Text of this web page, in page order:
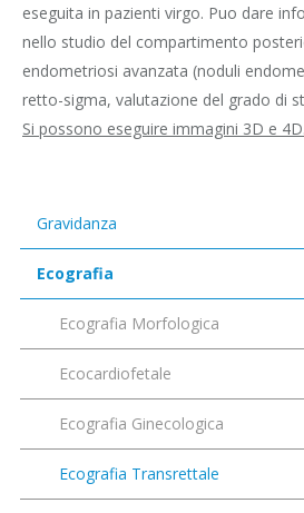
eseguita in pazienti virgo. Puo dare
nello studio del compartimento
endometriosi avanzata (noduli
retto-sigma, valutazione del grado di
Si possono eseguire immagini 3D e 4D.
Gravidanza
Ecografia
Ecografia Morfologica
Ecocardiofetale
Ecografia Ginecologica
Ecografia Transrettale